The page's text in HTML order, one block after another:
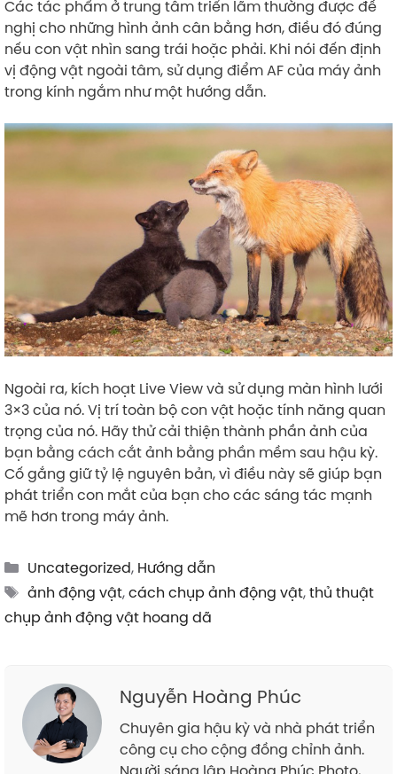
Các tác phẩm ở trung tâm triển lãm thường được đề
nghị cho những hình ảnh cân bằng hơn, điều đó đúng
nếu con vật nhìn sang trái hoặc phải. Khi nói đến định
vị động vật ngoài tâm, sử dụng điểm AF của máy ảnh
trong kính ngắm như một hướng dẫn.
Ngoài ra, kích hoạt Live View và sử dụng màn hình lưới
3×3 của nó. Vị trí toàn bộ con vật hoặc tính năng quan
trọng của nó. Hãy thử cải thiện thành phần ảnh của
bạn bằng cách cắt ảnh bằng phần mềm sau hậu kỳ.
Cố gắng giữ tỷ lệ nguyên bản, vì điều này sẽ giúp bạn
phát triển con mắt của bạn cho các sáng tác mạnh
mẽ hơn trong máy ảnh.
Categories
Uncategorized, Hướng dẫn
Tags
ảnh động vật,cách chụp ảnh động vật,thủ thuật
chụp ảnh động vật hoang dã
Nguyễn Hoàng Phúc
Chuyên gia hậu kỳ và nhà phát triển
công cụ cho cộng đồng chỉnh ảnh.